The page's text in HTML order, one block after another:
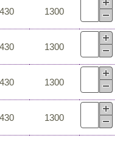
1300
1300
1300
1300